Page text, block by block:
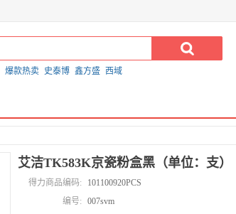
爆款热卖 史泰博 鑫方盛 西域
艾洁TK583K京瓷粉盒黑（单位：支）
得力商品编码:
101100920PCS
编号:
007svm